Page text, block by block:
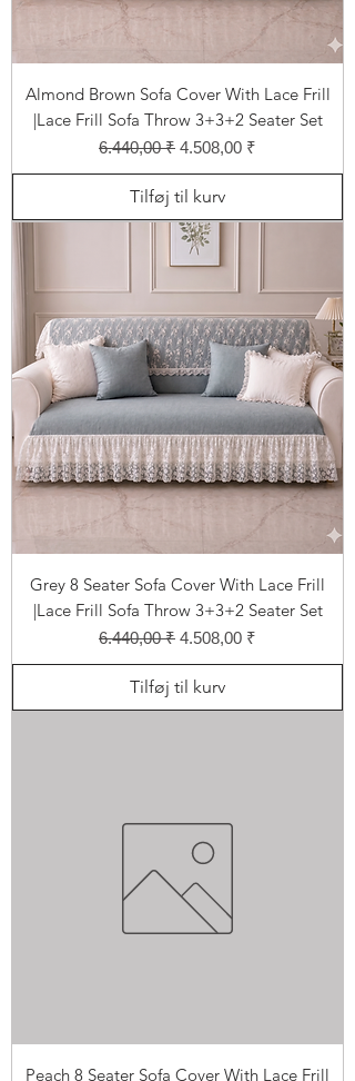
Almond Brown Sofa Cover With Lace Frill
|Lace Frill Sofa Throw 3+3+2 Seater Set
Regulær pris
6.440,00 ₹ Salgspris
4.508,00 ₹
Tilføj til kurv
Grey 8 Seater Sofa Cover With Lace Frill
|Lace Frill Sofa Throw 3+3+2 Seater Set
Regulær pris
6.440,00 ₹ Salgspris
4.508,00 ₹
Tilføj til kurv
Peach 8 Seater Sofa Cover With Lace Frill